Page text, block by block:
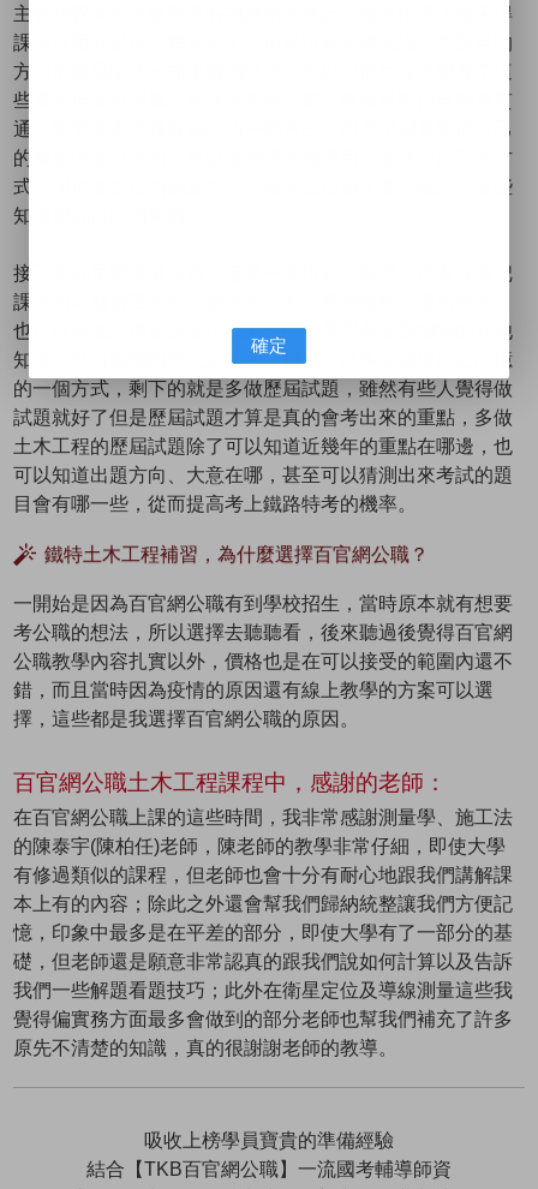
主要我覺得就是要對原有的課本先熟讀，雖然很多人會覺得
課本沒用或是刷歷屆就好了，但是沒有基礎知識，對題目的
方向很容易陷入一知半解的狀況，所以即使我在大學有了這
些基礎但還是選擇先將課本熟讀一遍，再來是對內容融會貫
通，畢竟課本是獲取知識的一個方式，但考試卻是要從自己
的腦袋中拿出來的，所以要把這些知識用一個適合自己的方
式刻印進去自己的腦袋中，然後快速但卻又要仔細的把這些
知識變成自己的東西。
接下來就是要多做習題，這是一個很好去驗證自己有沒有把
課本內容融會貫通的一個方式，而且當我做對一題的時候，
也可以多去想像這題還可以怎麼出或是思考這題相關的其他
知識，列出相關的算式之類的，都是可以多去驗證自己記憶
的一個方式，剩下的就是多做歷屆試題，雖然有些人覺得做
試題就好了但是歷屆試題才算是真的會考出來的重點，多做
土木工程的歷屆試題除了可以知道近幾年的重點在哪邊，也
可以知道出題方向、大意在哪，甚至可以猜測出來考試的題
目會有哪一些，從而提高考上鐵路特考的機率。
鐵特土木工程補習，為什麼選擇百官網公職？
一開始是因為百官網公職有到學校招生，當時原本就有想要
考公職的想法，所以選擇去聽聽看，後來聽過後覺得百官網
公職教學內容扎實以外，價格也是在可以接受的範圍內還不
錯，而且當時因為疫情的原因還有線上教學的方案可以選
擇，這些都是我選擇百官網公職的原因。
百官網公職土木工程課程中，感謝的老師：
在百官網公職上課的這些時間，我非常感謝測量學、施工法
的陳泰宇(陳柏任)老師，陳老師的教學非常仔細，即使大學
有修過類似的課程，但老師也會十分有耐心地跟我們講解課
本上有的內容；除此之外還會幫我們歸納統整讓我們方便記
憶，印象中最多是在平差的部分，即使大學有了一部分的基
礎，但老師還是願意非常認真的跟我們說如何計算以及告訴
我們一些解題看題技巧；此外在衛星定位及導線測量這些我
覺得偏實務方面最多會做到的部分老師也幫我們補充了許多
原先不清楚的知識，真的很謝謝老師的教導。
吸收上榜學員寶貴的準備經驗
結合【TKB百官網公職】一流國考輔導師資
確定